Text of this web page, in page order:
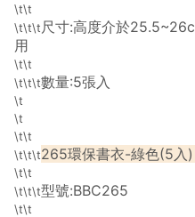
\t\t
\t\t\t尺寸:高度介於
用
\t\t
\t\t\t數量:5張入
\t
\t
\t\t
\t\t\t265環保書衣-綠色(5入)
\t\t
\t\t\t型號:BBC265
\t\t